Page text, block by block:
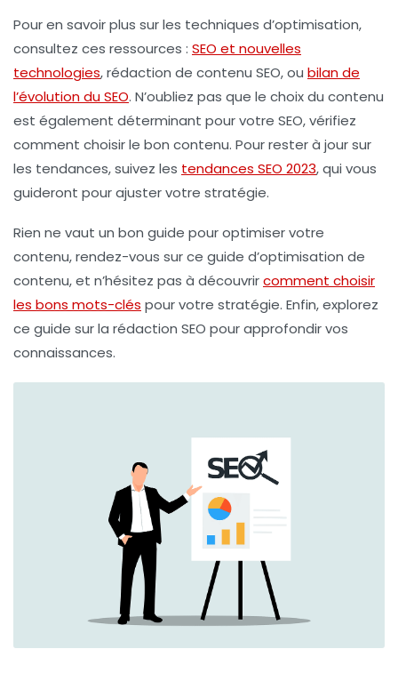
Pour en savoir plus sur les techniques d’optimisation,
consultez ces ressources : SEO et nouvelles
technologies, rédaction de contenu SEO, ou bilan de
l’évolution du SEO. N’oubliez pas que le choix du contenu
est également déterminant pour votre SEO, vérifiez
comment choisir le bon contenu. Pour rester à jour sur
les tendances, suivez les tendances SEO 2023, qui vous
guideront pour ajuster votre stratégie.
Rien ne vaut un bon guide pour optimiser votre
contenu, rendez-vous sur ce guide d’optimisation de
contenu, et n’hésitez pas à découvrircomment choisir
les bons mots-clés pour votre stratégie. Enfin, explorez
ce guide sur la rédaction SEO pour approfondir vos
connaissances.